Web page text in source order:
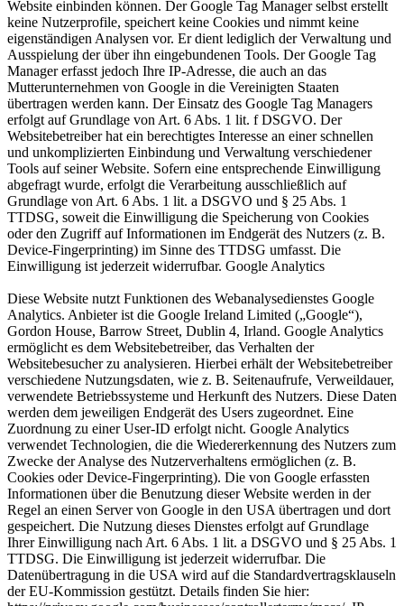
Website einbinden können. Der Google Tag Manager selbst erstellt
keine Nutzerprofile, speichert keine Cookies und nimmt keine
eigenständigen Analysen vor. Er dient lediglich der Verwaltung und
Ausspielung der über ihn eingebundenen Tools. Der Google Tag
Manager erfasst jedoch Ihre IP-Adresse, die auch an das
Mutterunternehmen von Google in die Vereinigten Staaten
übertragen werden kann. Der Einsatz des Google Tag Managers
erfolgt auf Grundlage von Art. 6 Abs. 1 lit. f DSGVO. Der
Websitebetreiber hat ein berechtigtes Interesse an einer schnellen
und unkomplizierten Einbindung und Verwaltung verschiedener
Tools auf seiner Website. Sofern eine entsprechende Einwilligung
abgefragt wurde, erfolgt die Verarbeitung ausschließlich auf
Grundlage von Art. 6 Abs. 1 lit. a DSGVO und § 25 Abs. 1
TTDSG, soweit die Einwilligung die Speicherung von Cookies
oder den Zugriff auf Informationen im Endgerät des Nutzers (z. B.
Device-Fingerprinting) im Sinne des TTDSG umfasst. Die
Einwilligung ist jederzeit widerrufbar. Google Analytics
Diese Website nutzt Funktionen des Webanalysedienstes Google
Analytics. Anbieter ist die Google Ireland Limited („Google“),
Gordon House, Barrow Street, Dublin 4, Irland. Google Analytics
ermöglicht es dem Websitebetreiber, das Verhalten der
Websitebesucher zu analysieren. Hierbei erhält der Websitebetreiber
verschiedene Nutzungsdaten, wie z. B. Seitenaufrufe, Verweildauer,
verwendete Betriebssysteme und Herkunft des Nutzers. Diese Daten
werden dem jeweiligen Endgerät des Users zugeordnet. Eine
Zuordnung zu einer User-ID erfolgt nicht. Google Analytics
verwendet Technologien, die die Wiedererkennung des Nutzers zum
Zwecke der Analyse des Nutzerverhaltens ermöglichen (z. B.
Cookies oder Device-Fingerprinting). Die von Google erfassten
Informationen über die Benutzung dieser Website werden in der
Regel an einen Server von Google in den USA übertragen und dort
gespeichert. Die Nutzung dieses Dienstes erfolgt auf Grundlage
Ihrer Einwilligung nach Art. 6 Abs. 1 lit. a DSGVO und § 25 Abs. 1
TTDSG. Die Einwilligung ist jederzeit widerrufbar. Die
Datenübertragung in die USA wird auf die Standardvertragsklauseln
der EU-Kommission gestützt. Details finden Sie hier: